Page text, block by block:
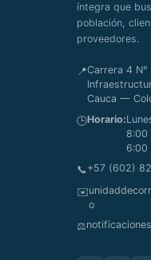
íntegra que
población,
proveedores.
📍Carrera 4
Cauca —
🕒Horario:
8:00
6:00
📞+57 (602)
✉️
o
⚖️